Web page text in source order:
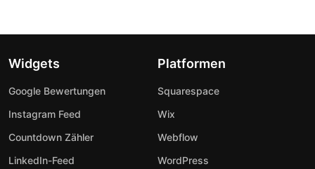
Widgets
Google Bewertungen
Instagram Feed
Countdown Zähler
LinkedIn-Feed
Platformen
Squarespace
Wix
Webflow
WordPress